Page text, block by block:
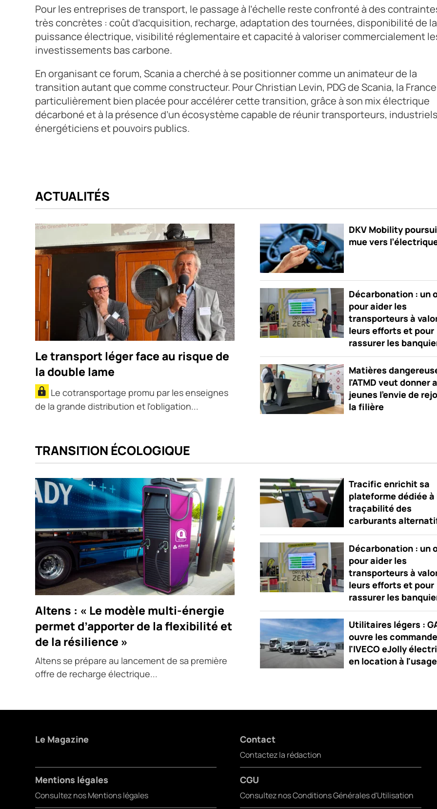
Pour les entreprises de transport, le passage à l’échelle reste confronté à des
très concrètes : coût d’acquisition, recharge, adaptation des tournées, disponibilité de la
puissance électrique, visibilité réglementaire et capacité à valoriser commercialement
investissements bas carbone.
En organisant ce forum, Scania a cherché à se positionner comme un animateur de la
transition autant que comme constructeur. Pour Christian Levin, PDG de Scania, la
particulièrement bien placée pour accélérer cette transition, grâce à son mix électrique
décarboné et à la présence d’un écosystème capable de réunir transporteurs,
énergéticiens et pouvoirs publics.
ACTUALITÉS
Le transport léger face au risque de
la double lame
Le cotransportage promu par les enseignes
de la grande distribution et l'obligation...
DKV Mobility
mue vers
Décarbonation : un
pour aider les
transporteurs à
leurs efforts et pour
rassurer les
Matières
l'ATMD veut donner
jeunes l'envie de
la filière
TRANSITION ÉCOLOGIQUE
Altens : « Le modèle multi-énergie
permet d’apporter de la flexibilité et
de la résilience »
Altens se prépare au lancement de sa première
offre de recharge électrique...
Tracific enrichit sa
plateforme dédiée à
traçabilité des
carburants
Décarbonation : un
pour aider les
transporteurs à
leurs efforts et pour
rassurer les
Utilitaires légers :
ouvre les
l'IVECO eJolly
en location à l'usage
Le Magazine Contact
Contactez la rédaction
Mentions légales
Consultez nos Mentions légales
CGU
Consultez nos Conditions Générales d'Utilisation